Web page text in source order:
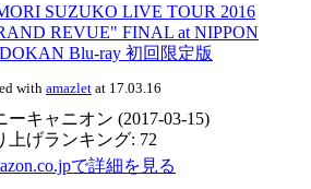
SUZUKO LIVE TOUR 2016
REVUE" FINAL at NIPPON
Blu-ray 初回限定版
with amazlet at 17.03.16
ーキャニオン (2017-03-15)
上げランキング: 72
で詳細を見る